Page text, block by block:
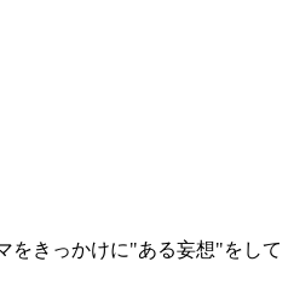
をきっかけに"ある妄想"をして